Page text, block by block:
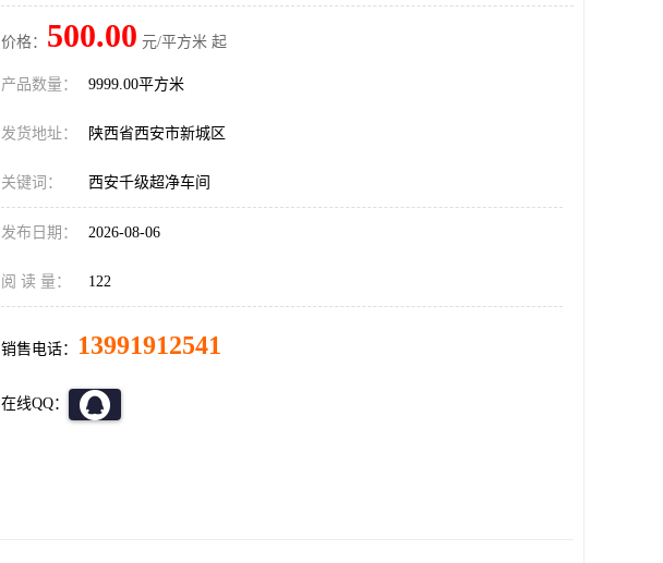
价格： 500.00 元/平方米 起
产品数量： 9999.00平方米
发货地址： 陕西省西安市新城区
关键词： 西安千级超净车间
发布日期： 2026-08-06
阅 读 量： 122
销售电话： 13991912541
在线QQ：